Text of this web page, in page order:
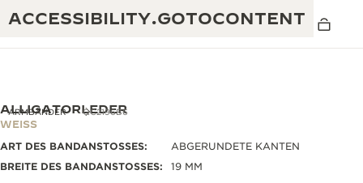
ACCESSIBILITY.GOTOCONTENT
EXZELLENZ: MEHR ALS 190 JAHRE EXPERTISE
ARMBÄNDER QC2196B6
ALLIGATORLEDER
WEISS
ART DES BANDANSTOSSES:
ABGERUNDETE KANTEN
BREITE DES BANDANSTOSSES:
19 MM